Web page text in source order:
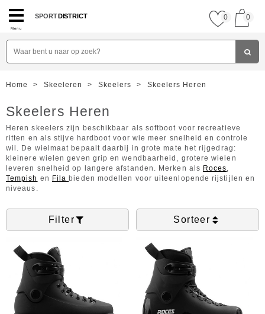
Menu
SPORTDISTRICT 0 0
Home > Skeeleren > Skeelers > Skeelers Heren
Skeelers Heren
Heren skeelers zijn beschikbaar als softboot voor recreatieve
ritten en als stijve hardboot voor wie meer snelheid en controle
wil. De wielmaat bepaalt daarbij in grote mate het rijgedrag:
kleinere wielen geven grip en wendbaarheid, grotere wielen
leveren snelheid op langere afstanden. Merken als Roces,
Tempish en Fila bieden modellen voor uiteenlopende rijstijlen en
niveaus.
Filter Sorteer